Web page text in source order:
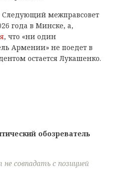
Следующий межправсовет
года в Минске, а,
, что «ни один
Армении» не поедет в
остается Лукашенко.
обозреватель
совпадать с позицией